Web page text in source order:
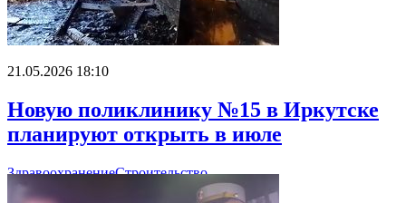
21.05.2026 18:10
Новую поликлинику №15 в Иркутске
планируют открыть в июле
ЗдравоохранениеСтроительство